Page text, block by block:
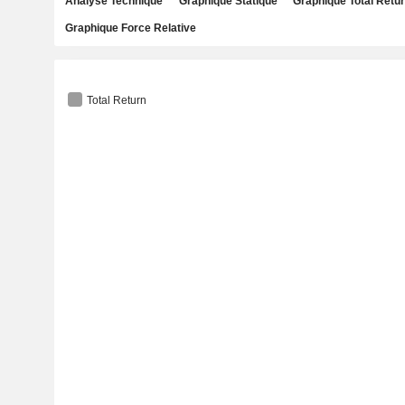
Graphique Force Relative
Total Return